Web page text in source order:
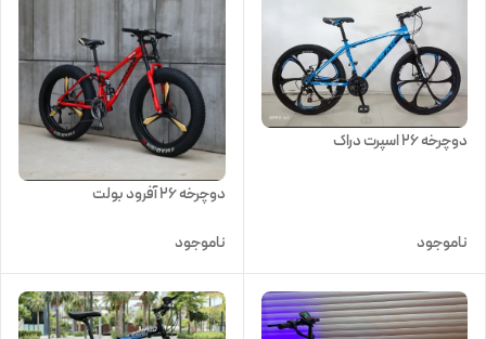
دوچرخه ۲۶ اسپرت دراک
ناموجود
دوچرخه 26 آفرود بولت
ناموجود